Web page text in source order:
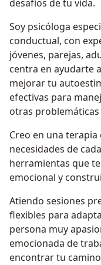
desafíos de tu vida.
Soy psicóloga
conductual, con
jóvenes, parejas,
centra en ayudarte
mejorar tu
efectivas para
otras
Creo en una terapia
necesidades de
herramientas que
emocional y
Atiendo sesiones
flexibles para
persona muy
emocionada de
encontrar tu